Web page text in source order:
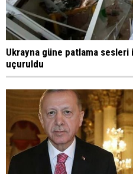
Ukrayna güne patlama sesleri
uçuruldu